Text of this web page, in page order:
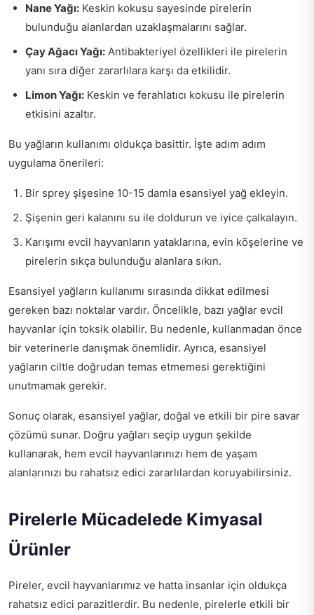
Nane Yağı: Keskin kokusu sayesinde pirelerin
bulunduğu alanlardan uzaklaşmalarını sağlar.
Çay Ağacı Yağı: Antibakteriyel özellikleri ile pirelerin
yanı sıra diğer zararlılara karşı da etkilidir.
Limon Yağı: Keskin ve ferahlatıcı kokusu ile pirelerin
etkisini azaltır.
Bu yağların kullanımı oldukça basittir. İşte adım adım
uygulama önerileri:
Bir sprey şişesine 10-15 damla esansiyel yağ ekleyin.
Şişenin geri kalanını su ile doldurun ve iyice çalkalayın.
Karışımı evcil hayvanların yataklarına, evin köşelerine ve
pirelerin sıkça bulunduğu alanlara sıkın.
Esansiyel yağların kullanımı sırasında dikkat edilmesi
gereken bazı noktalar vardır. Öncelikle, bazı yağlar evcil
hayvanlar için toksik olabilir. Bu nedenle, kullanmadan önce
bir veterinerle danışmak önemlidir. Ayrıca, esansiyel
yağların ciltle doğrudan temas etmemesi gerektiğini
unutmamak gerekir.
Sonuç olarak, esansiyel yağlar, doğal ve etkili bir pire savar
çözümü sunar. Doğru yağları seçip uygun şekilde
kullanarak, hem evcil hayvanlarınızı hem de yaşam
alanlarınızı bu rahatsız edici zararlılardan koruyabilirsiniz.
Pirelerle Mücadelede Kimyasal
Ürünler
Pireler, evcil hayvanlarımız ve hatta insanlar için oldukça
rahatsız edici parazitlerdir. Bu nedenle, pirelerle etkili bir